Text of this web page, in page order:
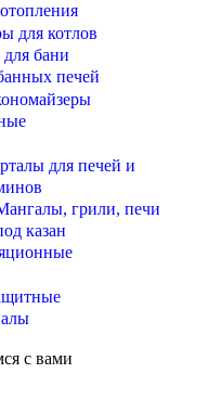
для котлов
бани
печей
для печей и
грили, печи
казан
с вами